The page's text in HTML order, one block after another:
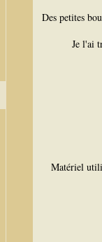
Des petites
Je l'ai
Matériel